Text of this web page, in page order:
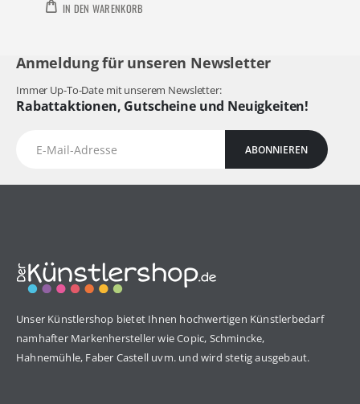
IN DEN WARENKORB
Anmeldung für unseren Newsletter
Immer Up-To-Date mit unserem Newsletter:
Rabattaktionen, Gutscheine und Neuigkeiten!
ABONNIEREN
Unser Künstlershop bietet Ihnen hochwertigen Künstlerbedarf
namhafter Markenhersteller wie Copic, Schmincke,
Hahnemühle, Faber Castell uvm. und wird stetig ausgebaut.